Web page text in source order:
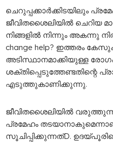
ചെറുപ്പക്കാര്‍ക്കിടയിലും
ജീവിതശൈലിയില്‍ ചെറിയ
നിങ്ങളിൽ നിന്നും അകന്നു
change help? ഇത്തരം
അടിസ്ഥാനമാക്കിയുള്ള
ശക്തിപ്പെടുത്തേണ്ടതിന്റെ
എടുത്തുകാണിക്കുന്നു.
ജീവിതശൈലിയില്‍ വരുത്തുന്ന
പ്രമേഹം
സൂചിപ്പിക്കുന്നത്D.